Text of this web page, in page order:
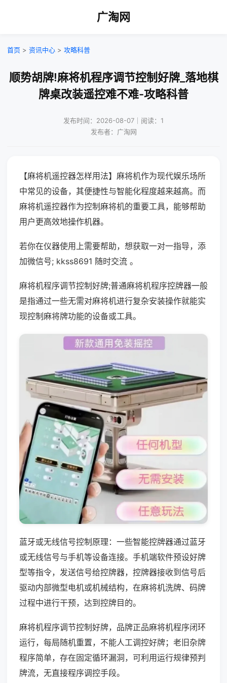
广淘网
首页 > 资讯中心 > 攻略科普
顺势胡牌!麻将机程序调节控制好牌_落地棋
牌桌改装遥控难不难-攻略科普
发布时间：2026-08-07｜阅读：1
发布者：广淘网
【麻将机遥控器怎样用法】麻将机作为现代娱乐场所
中常见的设备，其便捷性与智能化程度越来越高。而
麻将机遥控器作为控制麻将机的重要工具，能够帮助
用户更高效地操作机器。
若你在仪器使用上需要帮助，想获取一对一指导，添
加微信号; kkss8691 随时交流 。
麻将机程序调节控制好牌;普通麻将机程序控牌器一般
是指通过一些无需对麻将机进行复杂安装操作就能实
现控制麻将牌功能的设备或工具。
蓝牙或无线信号控制原理：一些智能控牌器通过蓝牙
或无线信号与手机等设备连接。手机端软件预设好牌
型等指令，发送信号给控牌器，控牌器接收到信号后
驱动内部微型电机或机械结构，在麻将机洗牌、码牌
过程中进行干预，达到控牌目的。
麻将机程序调节控制好牌，品牌正品麻将机程序闭环
运行，每局随机重置，不能人工调控好牌；老旧杂牌
程序简单，存在固定循环漏洞，可利用运行规律预判
牌流，无直接程序调控手段。